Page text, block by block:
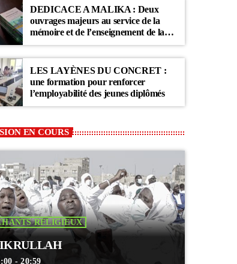
DEDICACE A MALIKA : Deux
ouvrages majeurs au service de la
mémoire et de l’enseignement de la
Communauté Layène
LES LAYÈNES DU CONCRET :
une formation pour renforcer
l’employabilité des jeunes diplômés
EN COURS
RELIGIEUX
- 20:59